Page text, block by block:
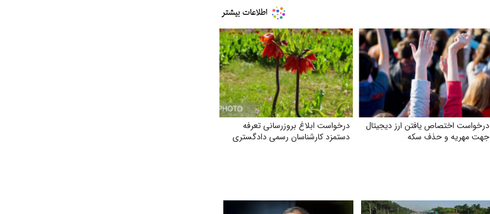
درخواست اختصاص یافتن ارز دیجیتال
جهت مهریه و حذف سکه
درخواست ابلاغ بروز‌رسانی تعرفه
دستمزد کارشناسان رسمی دادگستری